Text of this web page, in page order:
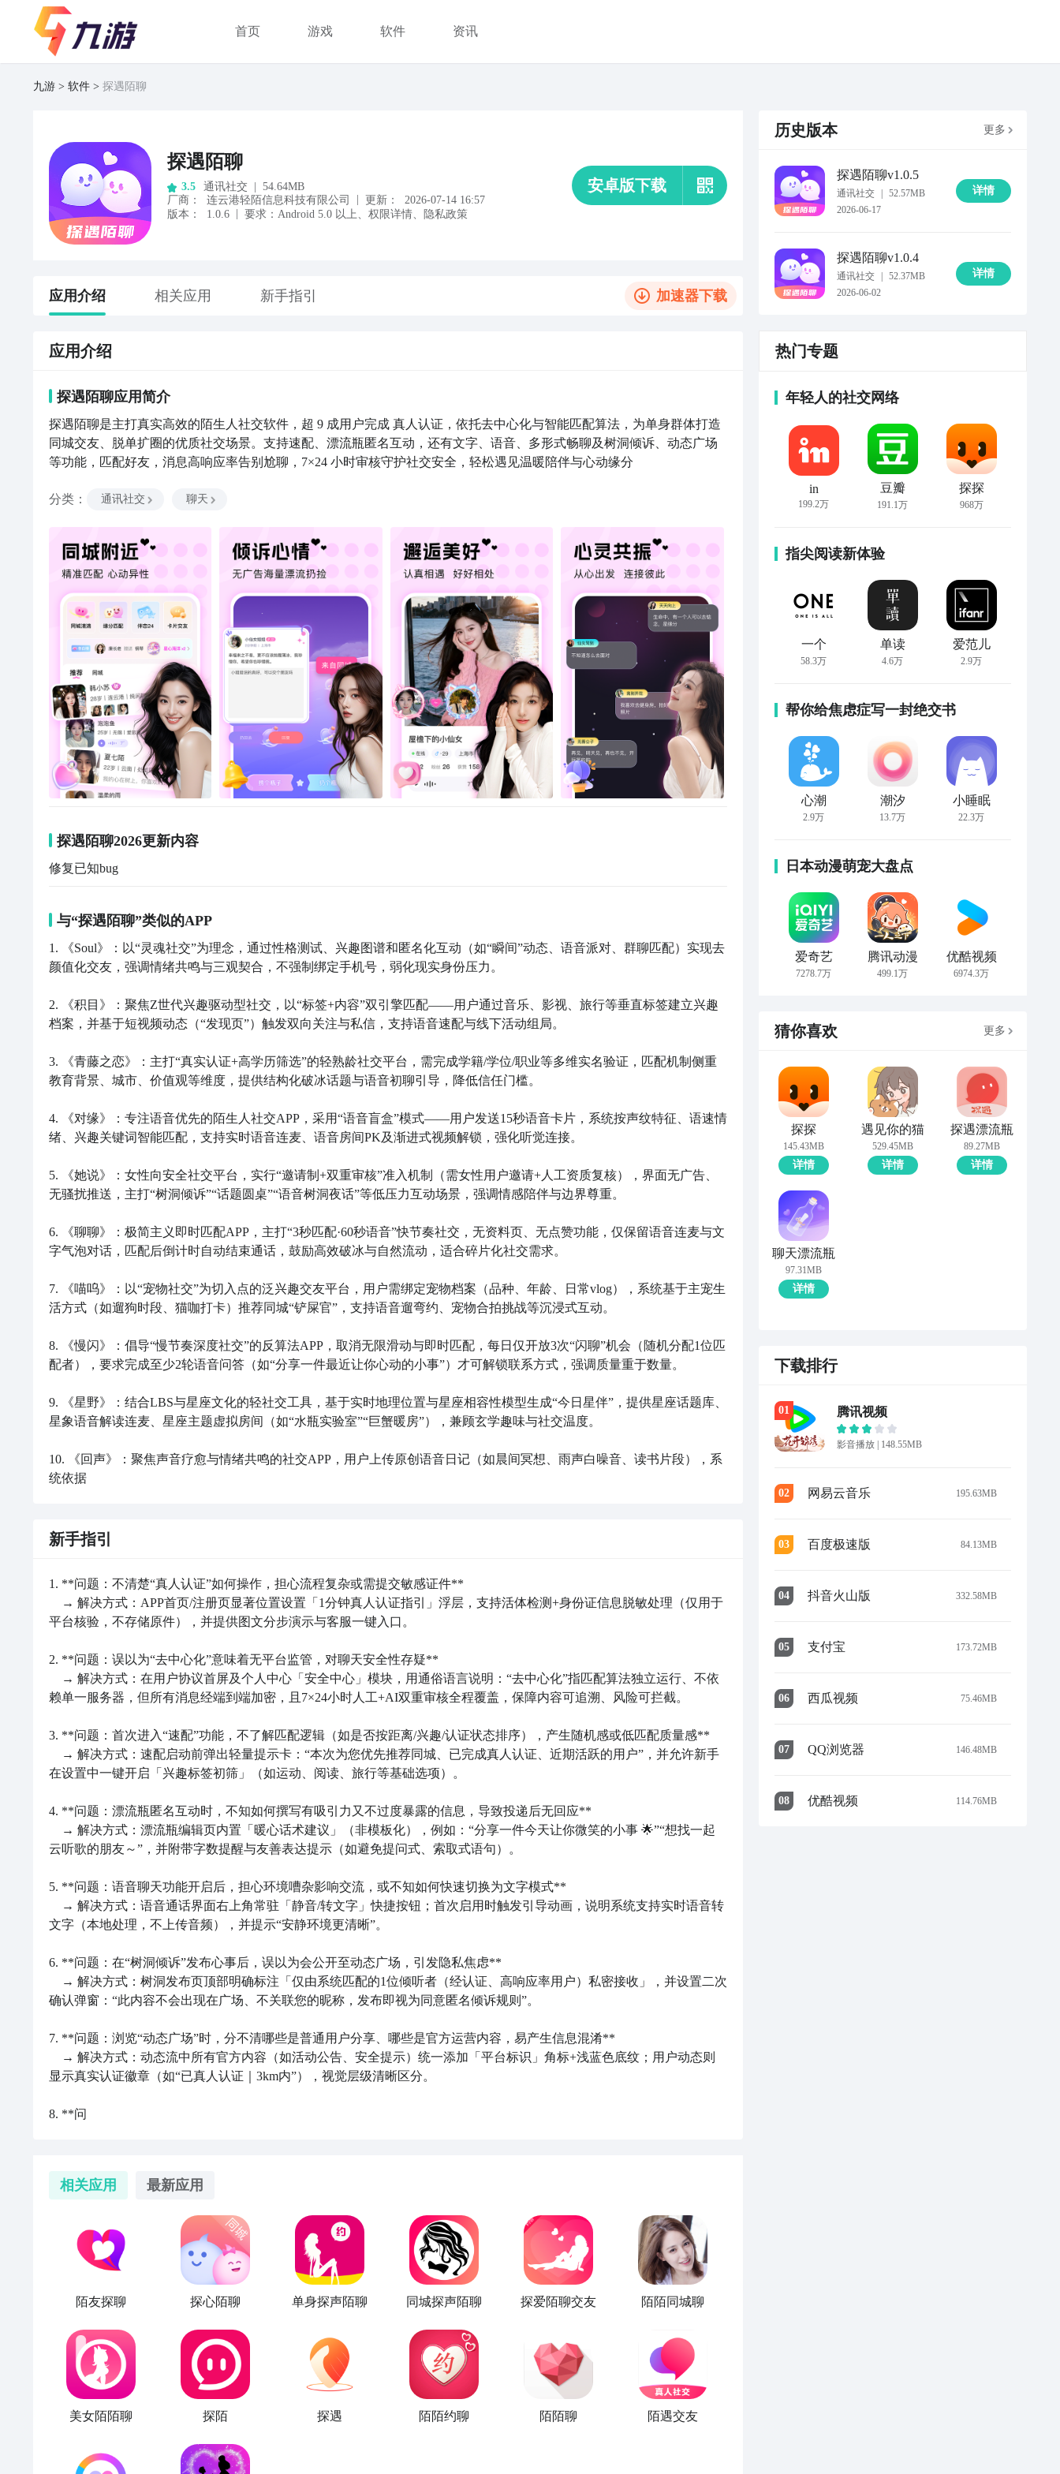
首页 游戏 软件 资讯
九游 软件 探遇陌聊
探遇陌聊
3.5 通讯社交
54.64MB
厂商 ： 连云港轻陌信息科技有限公司 更新：
2026-07-14 16:57
版本：
1.0.6 要求： Android 5.0 以上、 权限详情、 隐私政策
安卓版下载
应用介绍 相关应用 新手指引 加速器下载
应用介绍
探遇陌聊应用简介
探遇陌聊是主打真实高效的陌生人社交软件，超 9 成用户完成 真人认证，依托去中心化与智能匹配算法，为单身群体打造
同城交友、脱单扩圈的优质社交场景。支持速配、漂流瓶匿名互动，还有文字、语音、多形式畅聊及树洞倾诉、动态广场
等功能，匹配好友，消息高响应率告别尬聊，7×24 小时审核守护社交安全，轻松遇见温暖陪伴与心动缘分
分类 ： 通讯社交 聊天
探遇陌聊2026更新内容
修复已知bug
与“探遇陌聊”类似的APP
1. 《Soul》：以“灵魂社交”为理念，通过性格测试、兴趣图谱和匿名化互动（如“瞬间”动态、语音派对、群聊匹配）实现去
颜值化交友，强调情绪共鸣与三观契合，不强制绑定手机号，弱化现实身份压力。
2. 《积目》：聚焦Z世代兴趣驱动型社交，以“标签+内容”双引擎匹配——用户通过音乐、影视、旅行等垂直标签建立兴趣
档案，并基于短视频动态（“发现页”）触发双向关注与私信，支持语音速配与线下活动组局。
3. 《青藤之恋》：主打“真实认证+高学历筛选”的轻熟龄社交平台，需完成学籍/学位/职业等多维实名验证，匹配机制侧重
教育背景、城市、价值观等维度，提供结构化破冰话题与语音初聊引导，降低信任门槛。
4. 《对缘》：专注语音优先的陌生人社交APP，采用“语音盲盒”模式——用户发送15秒语音卡片，系统按声纹特征、语速情
绪、兴趣关键词智能匹配，支持实时语音连麦、语音房间PK及渐进式视频解锁，强化听觉连接。
5. 《她说》：女性向安全社交平台，实行“邀请制+双重审核”准入机制（需女性用户邀请+人工资质复核），界面无广告、
无骚扰推送，主打“树洞倾诉”“话题圆桌”“语音树洞夜话”等低压力互动场景，强调情感陪伴与边界尊重。
6. 《聊聊》：极简主义即时匹配APP，主打“3秒匹配·60秒语音”快节奏社交，无资料页、无点赞功能，仅保留语音连麦与文
字气泡对话，匹配后倒计时自动结束通话，鼓励高效破冰与自然流动，适合碎片化社交需求。
7. 《喵呜》：以“宠物社交”为切入点的泛兴趣交友平台，用户需绑定宠物档案（品种、年龄、日常vlog），系统基于主宠生
活方式（如遛狗时段、猫咖打卡）推荐同城“铲屎官”，支持语音遛弯约、宠物合拍挑战等沉浸式互动。
8. 《慢闪》：倡导“慢节奏深度社交”的反算法APP，取消无限滑动与即时匹配，每日仅开放3次“闪聊”机会（随机分配1位匹
配者），要求完成至少2轮语音问答（如“分享一件最近让你心动的小事”）才可解锁联系方式，强调质量重于数量。
9. 《星野》：结合LBS与星座文化的轻社交工具，基于实时地理位置与星座相容性模型生成“今日星伴”，提供星座话题库、
星象语音解读连麦、星座主题虚拟房间（如“水瓶实验室”“巨蟹暖房”），兼顾玄学趣味与社交温度。
10. 《回声》：聚焦声音疗愈与情绪共鸣的社交APP，用户上传原创语音日记（如晨间冥想、雨声白噪音、读书片段），系
统依据
新手指引
1. **问题：不清楚“真人认证”如何操作，担心流程复杂或需提交敏感证件**
→ 解决方式：APP首页/注册页显著位置设置「1分钟真人认证指引」浮层，支持活体检测+身份证信息脱敏处理（仅用于
平台核验，不存储原件），并提供图文分步演示与客服一键入口。
2. **问题：误以为“去中心化”意味着无平台监管，对聊天安全性存疑**
→ 解决方式：在用户协议首屏及个人中心「安全中心」模块，用通俗语言说明：“去中心化”指匹配算法独立运行、不依
赖单一服务器，但所有消息经端到端加密，且7×24小时人工+AI双重审核全程覆盖，保障内容可追溯、风险可拦截。
3. **问题：首次进入“速配”功能，不了解匹配逻辑（如是否按距离/兴趣/认证状态排序），产生随机感或低匹配质量感**
→ 解决方式：速配启动前弹出轻量提示卡：“本次为您优先推荐同城、已完成真人认证、近期活跃的用户”，并允许新手
在设置中一键开启「兴趣标签初筛」（如运动、阅读、旅行等基础选项）。
4. **问题：漂流瓶匿名互动时，不知如何撰写有吸引力又不过度暴露的信息，导致投递后无回应**
→ 解决方式：漂流瓶编辑页内置「暖心话术建议」（非模板化），例如：“分享一件今天让你微笑的小事 🌟”“想找一起
云听歌的朋友～”，并附带字数提醒与友善表达提示（如避免提问式、索取式语句）。
5. **问题：语音聊天功能开启后，担心环境嘈杂影响交流，或不知如何快速切换为文字模式**
→ 解决方式：语音通话界面右上角常驻「静音/转文字」快捷按钮；首次启用时触发引导动画，说明系统支持实时语音转
文字（本地处理，不上传音频），并提示“安静环境更清晰”。
6. **问题：在“树洞倾诉”发布心事后，误以为会公开至动态广场，引发隐私焦虑**
→ 解决方式：树洞发布页顶部明确标注「仅由系统匹配的1位倾听者（经认证、高响应率用户）私密接收」，并设置二次
确认弹窗：“此内容不会出现在广场、不关联您的昵称，发布即视为同意匿名倾诉规则”。
7. **问题：浏览“动态广场”时，分不清哪些是普通用户分享、哪些是官方运营内容，易产生信息混淆**
→ 解决方式：动态流中所有官方内容（如活动公告、安全提示）统一添加「平台标识」角标+浅蓝色底纹；用户动态则
显示真实认证徽章（如“已真人认证｜3km内”），视觉层级清晰区分。
8. **问
相关应用 最新应用
陌友探聊 探心陌聊 单身探声陌聊 同城探声陌聊 探爱陌聊交友 陌陌同城聊
美女陌陌聊 探陌 探遇 陌陌约聊 陌陌聊 陌遇交友
历史版本 更多
探遇陌聊v1.0.5
通讯社交
52.57MB
2026-06-17
详情
探遇陌聊v1.0.4
通讯社交
52.37MB
2026-06-02
详情
热门专题
年轻人的社交网络
in
199.2万
豆瓣
191.1万
探探
968万
指尖阅读新体验
一个
58.3万
单读
4.6万
爱范儿
2.9万
帮你给焦虑症写一封绝交书
心潮
2.9万
潮汐
13.7万
小睡眠
22.3万
日本动漫萌宠大盘点
爱奇艺
7278.7万
腾讯动漫
499.1万
优酷视频
6974.3万
猜你喜欢 更多
探探
145.43MB
详情
遇见你的猫
529.45MB
详情
探遇漂流瓶
89.27MB
详情
聊天漂流瓶
97.31MB
详情
下载排行
01 腾讯视频
影音播放 | 148.55MB
02 网易云音乐 195.63MB
03 百度极速版 84.13MB
04 抖音火山版 332.58MB
05 支付宝 173.72MB
06 西瓜视频 75.46MB
07 QQ浏览器 146.48MB
08 优酷视频 114.76MB